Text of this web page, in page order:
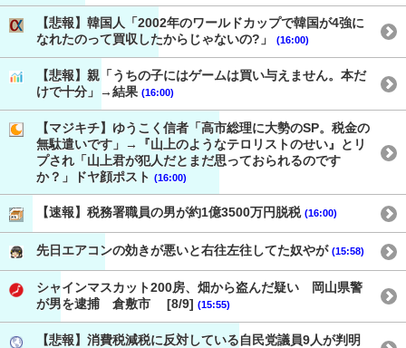
【悲報】韓国人「2002年のワールドカップで韓国が4強に
なれたのって買収したからじゃないの?」
(16:00)
【悲報】親「うちの子にはゲームは買い与えません。本だ
けで十分」→結果 (16:00)
【マジキチ】ゆうこく信者「高市総理に大勢のSP。税金の
無駄遣いです」→『山上のようなテロリストのせい』とリ
プされ「山上君が犯人だとまだ思っておられるのです
か？」ドヤ顔ポスト (16:00)
【速報】税務署職員の男が約1億3500万円脱税 (16:00)
先日エアコンの効きが悪いと右往左往してた奴やが (15:58)
シャインマスカット200房、畑から盗んだ疑い 岡山県警
が男を逮捕 倉敷市 [8/9] (15:55)
【悲報】消費税減税に反対している自民党議員9人が判明